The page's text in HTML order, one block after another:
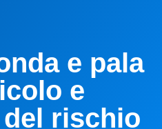
e pala
e
rischio